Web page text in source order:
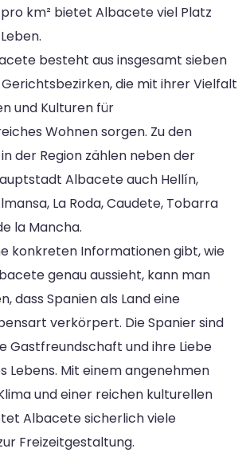
km² bietet Albacete viel Platz
besteht aus insgesamt sieben
die mit ihrer Vielfalt
und Kulturen für
Wohnen sorgen. Zu den
der Region zählen neben der
Albacete auch Hellín,
La Roda, Caudete, Tobarra
la Mancha.
konkreten Informationen gibt, wie
genau aussieht, kann man
dass Spanien als Land eine
verkörpert. Die Spanier sind
Gastfreundschaft und ihre Liebe
Lebens. Mit einem angenehmen
und einer reichen kulturellen
Albacete sicherlich viele
Freizeitgestaltung.